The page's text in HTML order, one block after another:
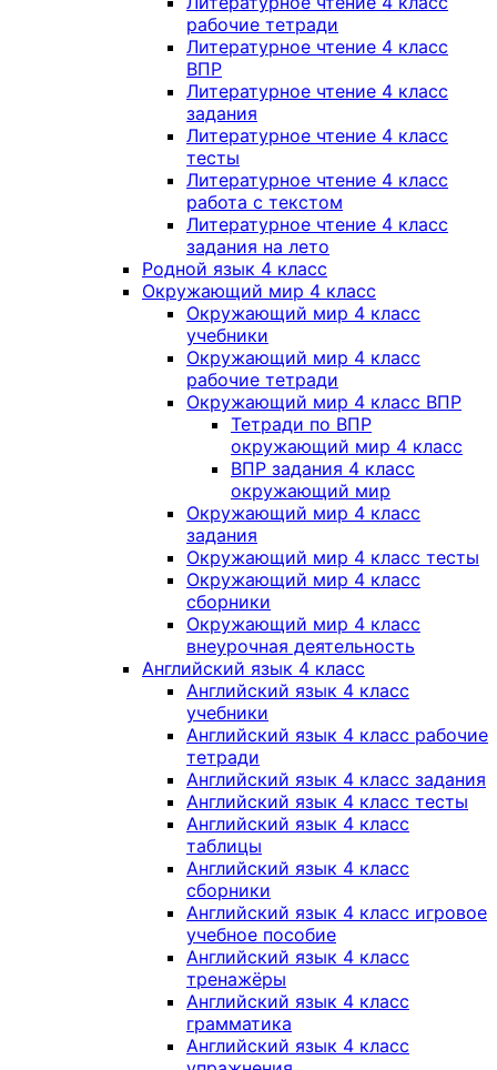
рабочие тетради
Литературное чтение 4 класс
ВПР
Литературное чтение 4 класс
задания
Литературное чтение 4 класс
тесты
Литературное чтение 4 класс
работа с текстом
Литературное чтение 4 класс
задания на лето
Родной язык 4 класс
Окружающий мир 4 класс
Окружающий мир 4 класс
учебники
Окружающий мир 4 класс
рабочие тетради
Окружающий мир 4 класс ВПР
Тетради по ВПР
окружающий мир 4 класс
ВПР задания 4 класс
окружающий мир
Окружающий мир 4 класс
задания
Окружающий мир 4 класс тесты
Окружающий мир 4 класс
сборники
Окружающий мир 4 класс
внеурочная деятельность
Английский язык 4 класс
Английский язык 4 класс
учебники
Английский язык 4 класс рабочие
тетради
Английский язык 4 класс задания
Английский язык 4 класс тесты
Английский язык 4 класс
таблицы
Английский язык 4 класс
сборники
Английский язык 4 класс игровое
учебное пособие
Английский язык 4 класс
тренажёры
Английский язык 4 класс
грамматика
Английский язык 4 класс